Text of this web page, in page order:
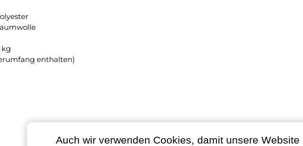
kg
enthalten)
Auch wir verwenden Cookies, damit unsere Website